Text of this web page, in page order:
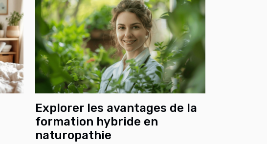
Explorer les avantages de la
formation hybride en
naturopathie